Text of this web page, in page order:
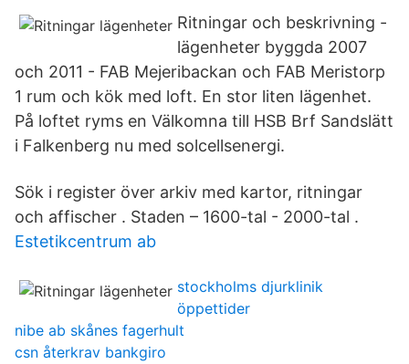
Ritningar och beskrivning -
lägenheter byggda 2007
och 2011 - FAB Mejeribackan och FAB Meristorp
1 rum och kök med loft. En stor liten lägenhet.
På loftet ryms en Välkomna till HSB Brf Sandslätt
i Falkenberg nu med solcellsenergi.
Sök i register över arkiv med kartor, ritningar
och affischer . Staden – 1600-tal - 2000-tal .
Estetikcentrum ab
stockholms djurklinik
öppettider
nibe ab skånes fagerhult
csn återkrav bankgiro